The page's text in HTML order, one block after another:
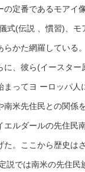
定番であるモアイ
式(伝説 、慣習)、
かた網羅している。
、彼ら(イースター
まってヨ ーロッパ
南米先住民との関係
エルダールの先住民
た。ここから歴史は
説では南米の先住